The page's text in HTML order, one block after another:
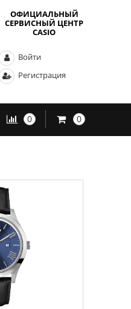
ОФИЦИАЛЬНЫЙ
СЕРВИСНЫЙ ЦЕНТР
CASIO
Войти
Регистрация
0 0